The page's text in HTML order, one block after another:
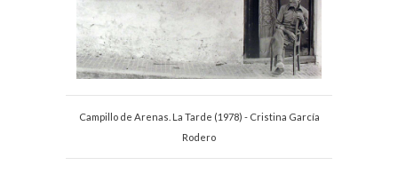
Campillo de Arenas. La Tarde (1978) - Cristina García
Rodero